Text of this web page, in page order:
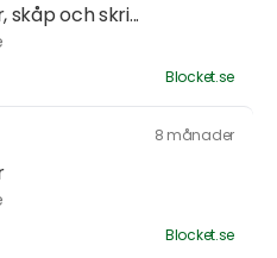
skåp och skri...
Blocket.se
8 månader
Blocket.se